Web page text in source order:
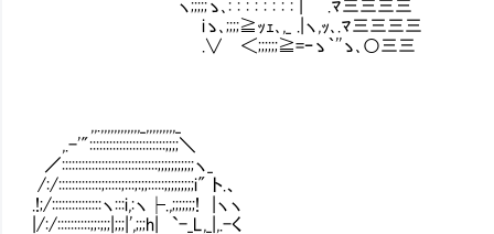
ヽ;;;;;ゝ､: : : : : : : : | .ﾏ三三三三
iゝ､;;;;≧ｯｪ､,_ .|ヽ,ｯ､.ﾏ三三三三
.∨ ＜;;;;;;≧=ｰゝ｀''ゝ､○三三
,.-'":::::::::::::::::::::::;;;;＼
／:::::::::::::::::::::::::::::;;;;;;;;;;;ヽ_
/:/:::::::::::::;:::::;:::;:;;:::::;;;;;;;;;i" ト.、
.!;/:::::::::::::::ヽ:::i,:ヽ├.,;;;;;;;! |ヽヽ
|/:/::::::::::;;:;;;|;;;|',;;;h| `-_L,_|,.-く